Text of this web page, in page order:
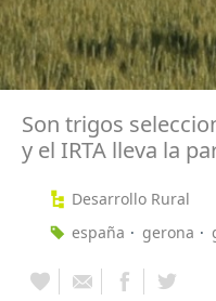
Son trigos
y el IRTA lleva la
Desarrollo Rural
españa
gerona